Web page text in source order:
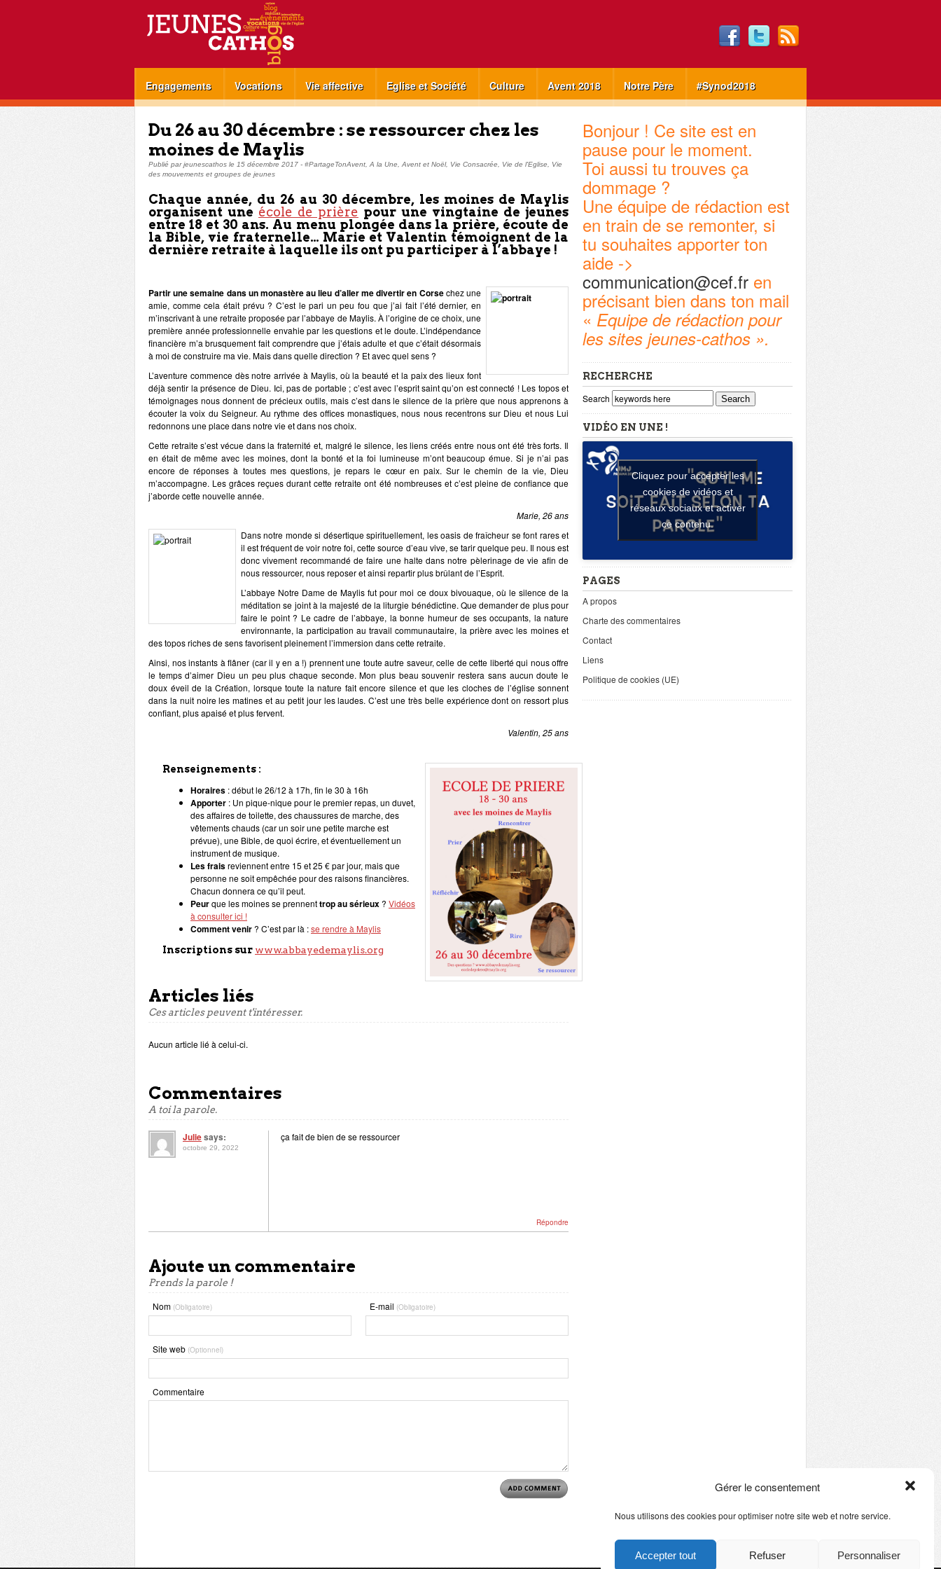
Gérer le consentement
Nous utilisons des cookies pour optimiser notre site web et notre service.
Accepter tout Refuser Personnaliser
Engagements Vocations Vie affective Eglise et Société Culture Avent 2018 Notre Père #Synod2018
Du 26 au 30 décembre : se ressourcer chez les
moines de Maylis
Publié parjeunescathos le 15 décembre 2017 - #PartageTonAvent A la Une Avent et Noël, Vie Consacrée Vie de l'Eglise
Vie
des mouvements et groupes de jeunes
Chaque année, du 26 au 30 décembre, les moines de Maylis
organisent une école de prière pour une vingtaine de jeunes
entre 18 et 30 ans. Au menu plongée dans la prière, écoute de
laBible, vie fraternelle… Marie et Valentin témoignent de la
dernière retraite à laquelle ils ont pu participer à l’abbaye !
Partir une semaine dans un monastère au lieu d’aller me divertir en Corsechez une
amie, comme cela était prévu ? C’est le pari un peu fou que j’ai fait l’été dernier, en
m’inscrivant à une retraiteproposée par l’abbaye de Maylis. À l’origine de ce choix, une
première année professionnelle envahie par les questions et le doute. L’indépendance
financière m’a brusquement fait comprendre que j’étais adulte et que c’était désormais
à moi de construire ma vie. Maisdans quelle direction ? Etavec quel sens ?
L’aventure commence dès notre arrivée à Maylis, où la beauté et la paix des lieux font
déjà sentir laprésence de Dieu. Ici, pas de portable ; c’est avec l’esprit saint qu’on est connecté ! Les topos et
témoignages nous donnent de précieux outils, mais c’est dans le silence de la prière que nous apprenons à
écouter la voix du Seigneur. Au rythme des offices monastiques,nous nous recentrons sur Dieu et nous Lui
redonnons une place dans notre vie et dans nos choix.
Cette retraite s’est vécue dans lafraternité et, malgré le silence, les liens créés entre nous ont été très forts. Il
en était de même avec les moines, dont la bonté et la foi lumineuse m’ont beaucoup émue. Si je n’ai pas
encore de réponses à toutes mes questions, je repars le cœur en paix.Sur le chemin de la vie, Dieu
m’accompagne. Les grâces reçues durant cette retraite ont été nombreuses et c’est pleine de confiance que
j’aborde cette nouvelle année.
Marie, 26 ans
Dans notre monde si désertique spirituellement, les oasis de fraîcheur se font rares et
il est fréquent de voir notre foi, cette source d’eau vive, se tarir quelque peu. Il nous est
donc vivement recommandé defaire une haltedans notre pèlerinage de vie afin de
nous ressourcer, nous reposeret ainsi repartir plus brûlant de l’Esprit.
L’abbaye Notre Dame de Maylis fut pour moi ce doux bivouaque, où le silence de la
méditation se joint à la majesté de la liturgie bénédictine. Que demander de plus pour
faire le point ? Lecadre de l’abbaye, labonne humeurde ses occupants, lanature
environnante, la participation au travail communautaire, la prière avec les moineset
destoposriches de sens favorisent pleinement l’immersion dans cette retraite.
Ainsi, nos instants à flâner (car il y en a !) prennent une toute autre saveur, celle de cette liberté qui nous offre
le temps d’aimer Dieu un peu plus chaque seconde. Mon plus beau souvenir restera sans aucun doute le
doux éveil de la Création, lorsque toute la nature fait encore silence et que les cloches de l’église sonnent
dans la nuit noire les matines et au petit jour les laudes. C’est une très belle expérience dont on ressort plus
confiant, plus apaisé et plus fervent.
Valentin, 25 ans
Renseignements :
Horaires : début le 26/12 à 17h, fin le 30 à 16h
Apporter : Un pique-nique pour le premier repas, un duvet,
des affaires de toilette, des chaussures de marche, des
vêtements chauds (car un soir une petite marche est
prévue), une Bible, de quoi écrire, et éventuellement un
instrument de musique.
Les fraisreviennent entre 15 et 25 € par jour, mais que
personne ne soit empêchée pour des raisons financières.
Chacun donnera ce qu’il peut.
Peurque les moines se prennenttrop au sérieux? Vidéos
à consulter ici !
Comment venir? C’est par là :se rendre à Maylis
Inscriptions sur www.abbayedemaylis.org
Articles liés
Ces articles peuvent t'intéresser.
Aucun article lié à celui-ci.
Commentaires
A toi la parole.
Juliesays:
octobre 29, 2022
ça fait de bien de se ressourcer
Répondre
Ajoute un commentaire
Prends la parole !
Nom (Obligatoire) E-mail (Obligatoire)
Site web (Optionnel)
Commentaire
Bonjour ! Ce site est en
pause pour le moment.
Toi aussi tu trouves ça
dommage ?
Une équipe de rédaction est
en train de se remonter, si
tu souhaites apporter ton
aide ->
communication@cef.fr en
précisant bien dans ton mail
« Equipe de rédaction pour
les sites jeunes-cathos ».
RECHERCHE
Search Search
VIDÉO EN UNE !
Cliquez pour accepter les
cookies de vidéos et
réseaux sociaux et activer
ce contenu.
PAGES
A propos
Charte des commentaires
Contact
Liens
Politique de cookies (UE)